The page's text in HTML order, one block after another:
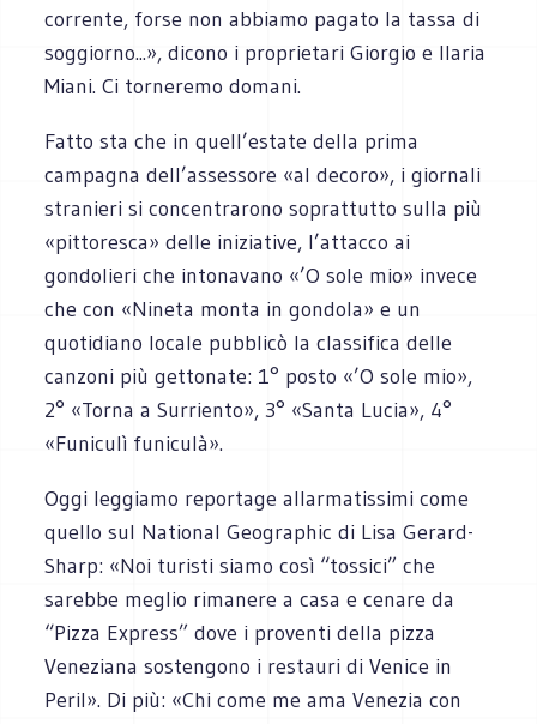
corrente, forse non abbiamo pagato la tassa di
soggiorno...», dicono i proprietari Giorgio e Ilaria
Miani. Ci torneremo domani.
Fatto sta che in quell’estate della prima
campagna dell’assessore «al decoro», i giornali
stranieri si concentrarono soprattutto sulla più
«pittoresca» delle iniziative, l’attacco ai
gondolieri che intonavano «’O sole mio» invece
che con «Nineta monta in gondola» e un
quotidiano locale pubblicò la classifica delle
canzoni più gettonate: 1° posto «’O sole mio»,
2° «Torna a Surriento», 3° «Santa Lucia», 4°
«Funiculì funiculà».
Oggi leggiamo reportage allarmatissimi come
quello sul National Geographic di Lisa Gerard-
Sharp: «Noi turisti siamo così “tossici” che
sarebbe meglio rimanere a casa e cenare da
“Pizza Express” dove i proventi della pizza
Veneziana sostengono i restauri di Venice in
Peril». Di più: «Chi come me ama Venezia con